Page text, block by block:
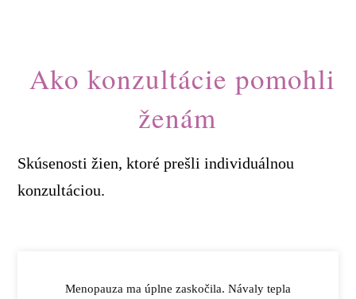
Ako konzultácie pomohli
ženám
Skúsenosti žien, ktoré prešli individuálnou
konzultáciou.
Menopauza ma úplne zaskočila. Návaly tepla